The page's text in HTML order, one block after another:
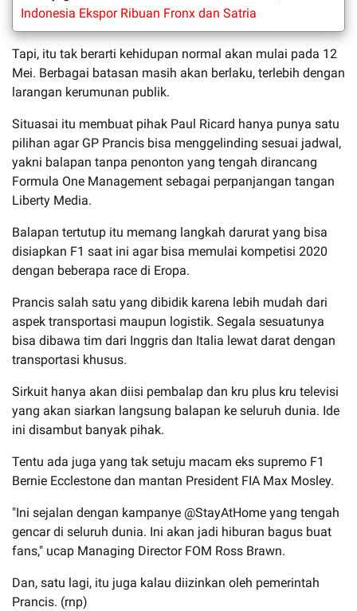
Indonesia Ekspor Ribuan Fronx dan Satria
Tapi, itu tak berarti kehidupan normal akan mulai pada 12
Mei. Berbagai batasan masih akan berlaku, terlebih dengan
larangan kerumunan publik.
Situasai itu membuat pihak Paul Ricard hanya punya satu
pilihan agar GP Prancis bisa menggelinding sesuai jadwal,
yakni balapan tanpa penonton yang tengah dirancang
Formula One Management sebagai perpanjangan tangan
Liberty Media.
Balapan tertutup itu memang langkah darurat yang bisa
disiapkan F1 saat ini agar bisa memulai kompetisi 2020
dengan beberapa race di Eropa.
Prancis salah satu yang dibidik karena lebih mudah dari
aspek transportasi maupun logistik. Segala sesuatunya
bisa dibawa tim dari Inggris dan Italia lewat darat dengan
transportasi khusus.
Sirkuit hanya akan diisi pembalap dan kru plus kru televisi
yang akan siarkan langsung balapan ke seluruh dunia. Ide
ini disambut banyak pihak.
Tentu ada juga yang tak setuju macam eks supremo F1
Bernie Ecclestone dan mantan President FIA Max Mosley.
"Ini sejalan dengan kampanye @StayAtHome yang tengah
gencar di seluruh dunia. Ini akan jadi hiburan bagus buat
fans," ucap Managing Director FOM Ross Brawn.
Dan, satu lagi, itu juga kalau diizinkan oleh pemerintah
Prancis. (rnp)